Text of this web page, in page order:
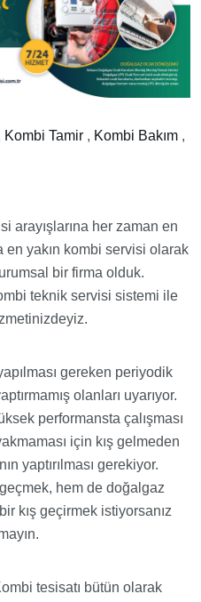
Kombi Tamir , Kombi Bakım ,
arayışlarına her zaman en
en yakın kombi servisi olarak
bir firma olduk.
teknik servisi sistemi ile
gereken periyodik
olanları uyarıyor.
performansta çalışması
için kış gelmeden
yaptırılması gerekiyor.
geçmek, hem de doğalgaz
kış geçirmek istiyorsanız
tesisatı bütün olarak